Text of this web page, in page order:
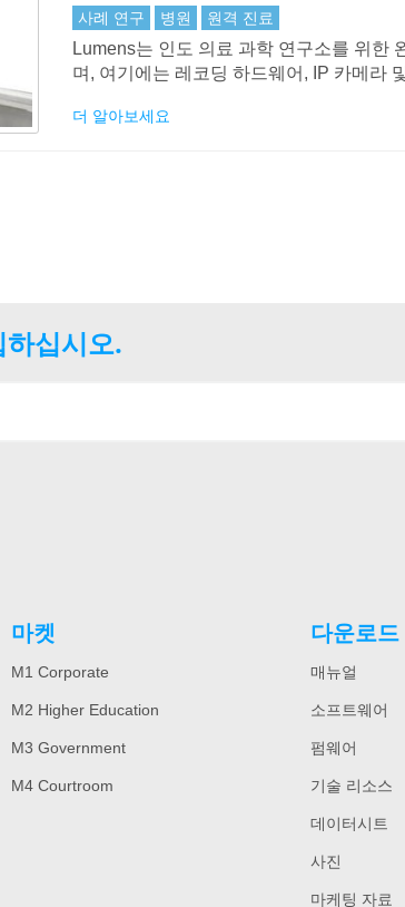
사례 연구 병원 원격 진료
Lumens는 인도 의료 과학 연구소를 위한
며, 여기에는 레코딩 하드웨어, IP 카메라
더 알아보세요
십시오.
마켓
M1 Corporate
M2 Higher Education
M3 Government
M4 Courtroom
다운로드
매뉴얼
소프트웨어
펌웨어
기술 리소스
데이터시트
사진
마케팅 자료